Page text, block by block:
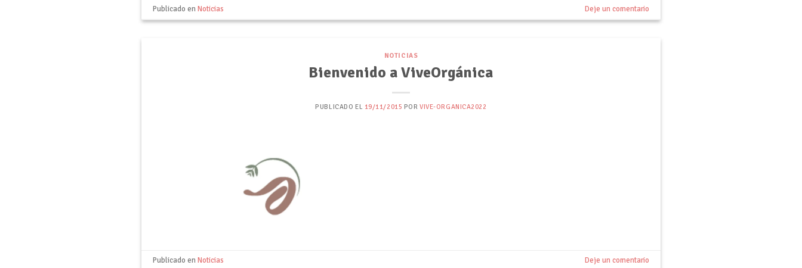
Publicado enNoticias Deje un comentario
NOTICIAS
Bienvenido a ViveOrgánica
PUBLICADO EL 19/11/2015 PORVIVE-ORGANICA2022
Publicado enNoticias Deje un comentario